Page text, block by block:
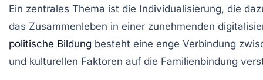
Ein zentrales Thema ist die Individualisierung, die
das Zusammenleben in einer zunehmenden
politische Bildung besteht eine enge Verbindung
und kulturellen Faktoren auf die Familienbindung